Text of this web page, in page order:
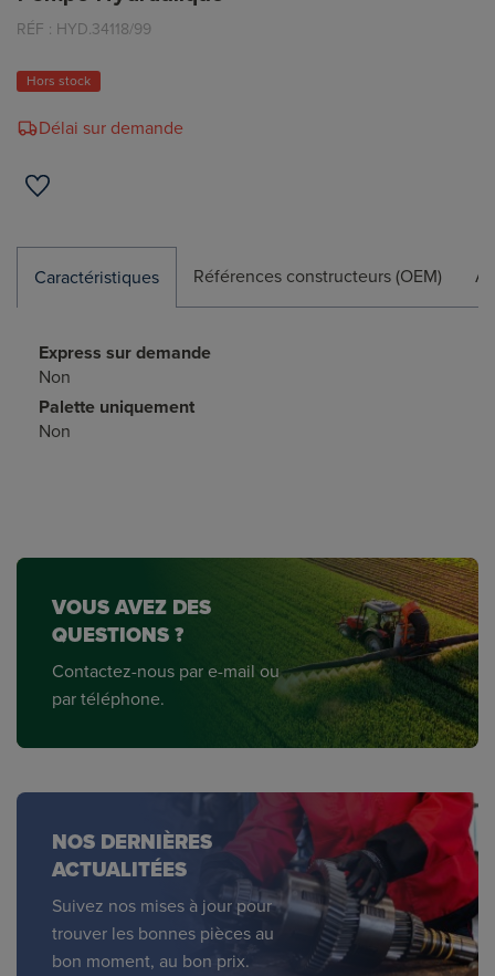
RÉF : HYD.34118/99
Hors stock
Délai sur demande
Caractéristiques Références constructeurs (OEM)
Express sur demande
Non
Palette uniquement
Non
VOUS AVEZ DES
QUESTIONS ?
Contactez-nous par e-mail ou
par téléphone.
NOS DERNIÈRES
ACTUALITÉES
Suivez nos mises à jour pour
trouver les bonnes pièces au
bon moment, au bon prix.